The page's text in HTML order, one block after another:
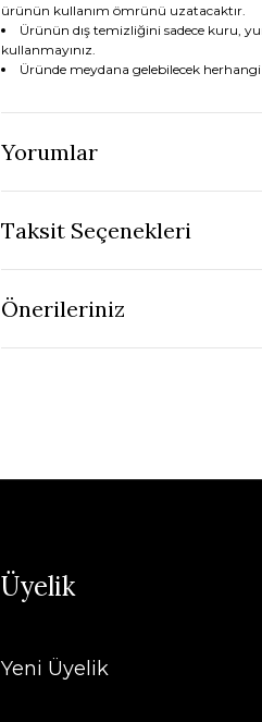
ürünün kullanım ömrünü uzatacaktır.
Ürünün dış temizliğini sadece kuru,
kullanmayınız.
Üründe meydana gelebilecek
Yorumlar
Taksit Seçenekleri
Önerileriniz
Üyelik
Yeni Üyelik